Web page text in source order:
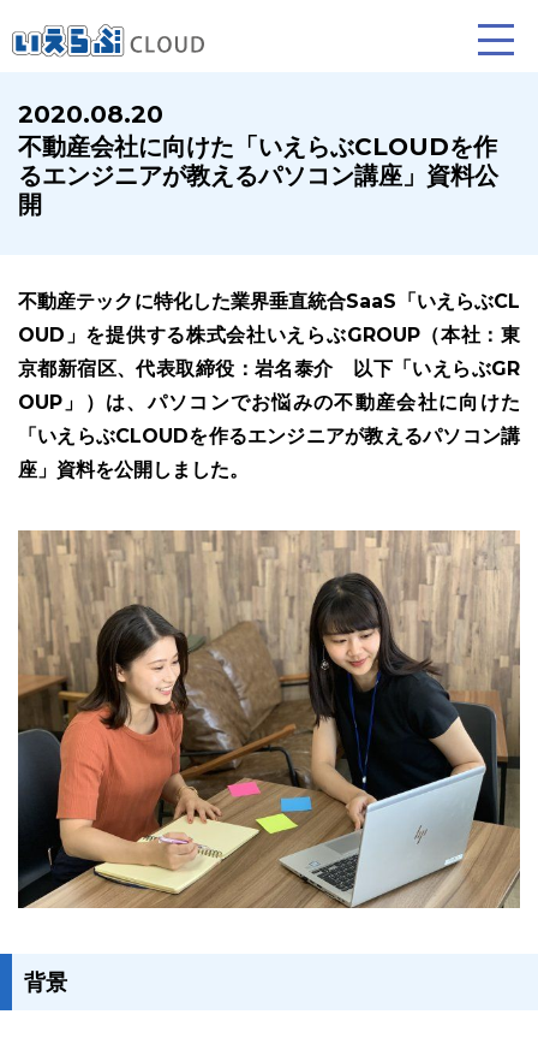
賃貸仲介
業務向け機能
売買仲介 賃貸管理
ホームページ制作について
ユーザーインタビュー ホームページ制作実績
2020.08.20
不動産会社に向けた「いえらぶCLOUDを作
るエンジニアが教えるパソコン講座」資料公
開
不動産テックに特化した業界垂直統合SaaS「いえらぶCL
OUD」を提供する株式会社いえらぶGROUP（本社：東
京都新宿区、代表取締役：岩名泰介 以下「いえらぶGR
OUP」）は、パソコンでお悩みの不動産会社に向けた
「いえらぶCLOUDを作るエンジニアが教えるパソコン講
座」資料を公開しました。
背景